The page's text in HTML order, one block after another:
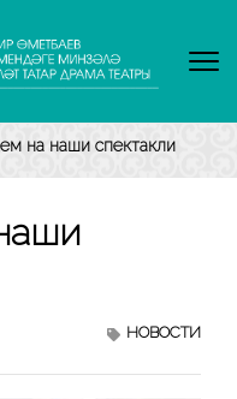
на наши спектакли
НОВОСТИ